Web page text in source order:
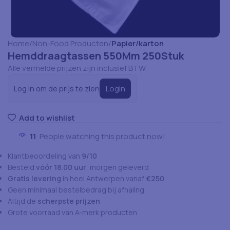
Home Non-Food Producten Papier/karton
Hemddraagtassen 550Mm 250Stuk
Alle vermelde prijzen zijn inclusief BTW.
Log in om de prijs te zien Login
Add to wishlist
11 People watching this product now!
Klantbeoordeling van 9/10
Besteld vóór 18.00 uur, morgen geleverd
Gratis levering in heel Antwerpen vanaf €250
Geen minimaal bestelbedrag bij afhaling
Altijd de scherpste prijzen
Grote voorraad van A-merk producten